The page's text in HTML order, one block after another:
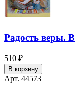
Радость веры.
510 ₽
В корзину
Арт. 44573